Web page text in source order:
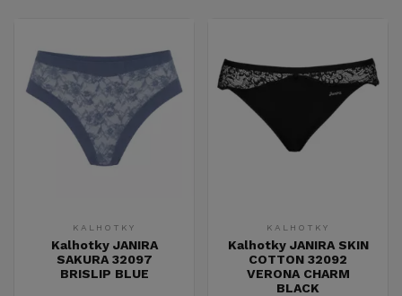
KALHOTKY
Kalhotky JANIRA
SAKURA 32097
BRISLIP BLUE
KALHOTKY
Kalhotky JANIRA SKIN
COTTON 32092
VERONA CHARM
BLACK